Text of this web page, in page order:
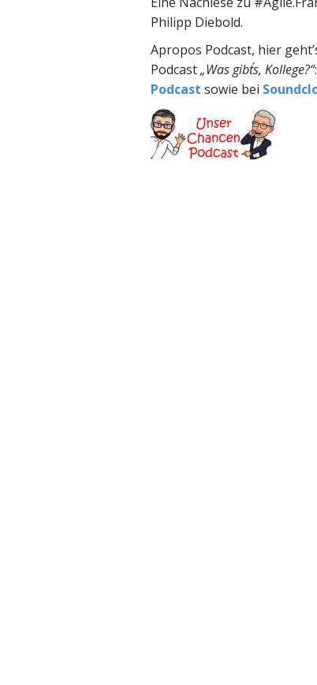
Philipp Diebold.
Apropos Podcast, hier
Podcast„Was gibt´s, Kollege?“
Podcast sowie bei